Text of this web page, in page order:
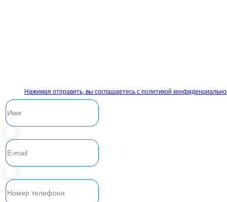
Нажимая отправить, вы соглашаетесь с политикой